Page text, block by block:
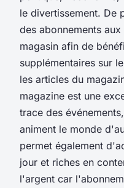
le divertissement. De
des abonnements
magasin afin de
supplémentaires sur
les articles du
magazine est une
trace des
animent le monde
permet également
jour et riches en
l'argent car